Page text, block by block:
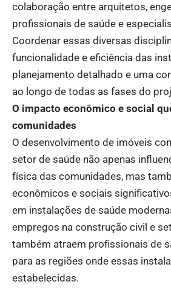
colaboração entre arquitetos,
profissionais de saúde e
Coordenar essas diversas
funcionalidade e eficiência das
planejamento detalhado e uma
ao longo de todas as fases do
O impacto econômico e social
comunidades
O desenvolvimento de imóveis
setor de saúde não apenas
física das comunidades, mas
econômicos e sociais
em instalações de saúde
empregos na construção civil e
também atraem profissionais de
para as regiões onde essas
estabelecidas.